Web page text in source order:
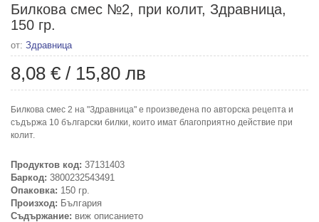
Билкова смес №2, при колит, Здравница,
150 гр.
от: Здравница
8,08 € / 15,80 лв
Билкова смес 2 на "Здравница" е произведена по авторска рецепта и
съдържа 10 български билки, които имат благоприятно действие при
колит.
Продуктов код: 37131403
Баркод: 3800232543491
Опаковка: 150 гр.
Произход: България
Съдържание: виж описанието